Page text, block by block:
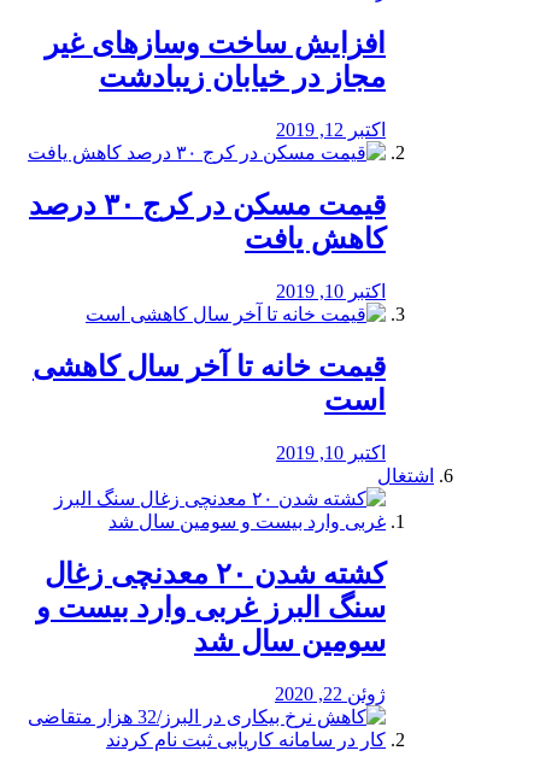
افزایش ساخت وسازهای غیر
مجاز در خیابان زیبادشت
اکتبر 12, 2019
️قیمت مسکن در کرج ۳۰ درصد
کاهش یافت
اکتبر 10, 2019
قیمت خانه تا آخر سال کاهشی
است
اکتبر 10, 2019
اشتغال
کشته شدن ۲۰ معدنچی زغال
سنگ البرز غربی وارد بیست و
سومین سال شد
ژوئن 22, 2020